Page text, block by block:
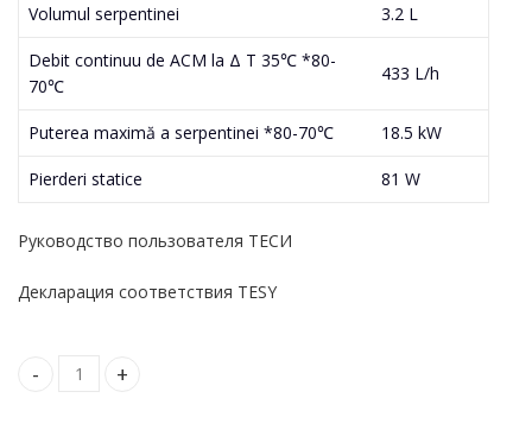
Volumul serpentinei 3.2 L
Debit continuu de ACM la Δ T 35℃ *80-
70℃
433 L/h
Puterea maximă a serpentinei *80-70℃ 18.5 kW
Pierderi statice 81 W
Руководство пользователя ТЕСИ
Декларация соответствия TESY
Boiler termoelectric Tesy GCV9S 4420 B11 TSRCP (120L)